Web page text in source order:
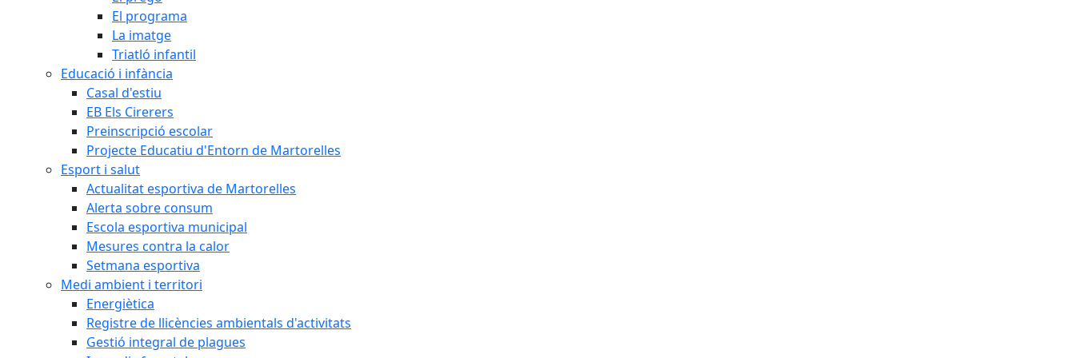
El programa
La imatge
Triatló infantil
Educació i infància
Casal d'estiu
EB Els Cirerers
Preinscripció escolar
Projecte Educatiu d'Entorn de Martorelles
Esport i salut
Actualitat esportiva de Martorelles
Alerta sobre consum
Escola esportiva municipal
Mesures contra la calor
Setmana esportiva
Medi ambient i territori
Energiètica
Registre de llicències ambientals d'activitats
Gestió integral de plagues